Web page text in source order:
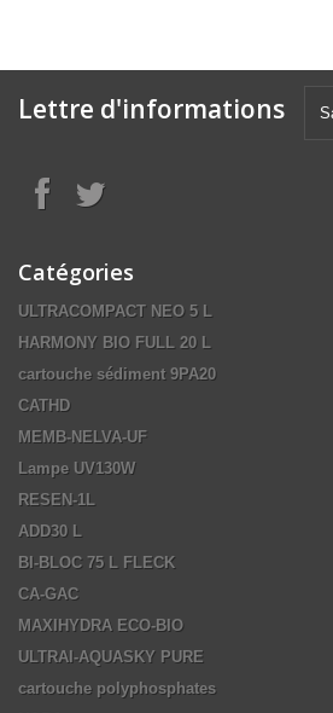
Lettre d'informations
Catégories
ULTRACOMPACT NEO 5 L
HARMONY BIO FULL 20 L
cartouche sédiment 9PA20
CATHD
MEMB-NELVA-UF
Lampe UV130W
RESEN-1L
ADD30 L
BI-BLOC 75 L FLECK
CA-GAC
MAXIHYDRA ECO-BIO
ULTRAI-AQUASKY PURE
cartouche polyphosphates